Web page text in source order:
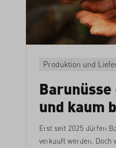
Produktion und
und kaum
Erst seit 2025 dürfen
verkauft werden. Doch